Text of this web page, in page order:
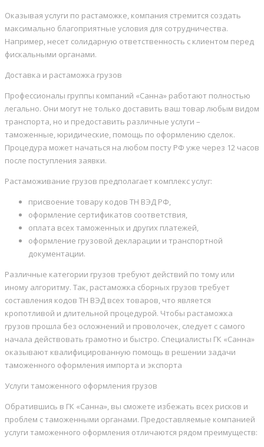
Оказывая услуги по растаможке, компания стремится создать
максимально благоприятные условия для сотрудничества.
Например, несет солидарную ответственность с клиентом перед
фискальными органами.
Доставка и растаможка грузов
Профессионалы группы компаний «Санна» работают полностью
легально. Они могут не только доставить ваш товар любым видом
транспорта, но и предоставить различные услуги –
таможенные, юридические, помощь по оформлению сделок.
Процедура может начаться на любом посту РФ уже через 12 часов
после поступления заявки.
Растаможивание грузов предполагает комплекс услуг:
присвоение товару кодов ТН ВЭД РФ,
оформление сертификатов соответствия,
оплата всех таможенных и других платежей,
оформление грузовой декларации и транспортной
документации.
Различные категории грузов требуют действий по тому или
иному алгоритму. Так, растаможка сборных грузов требует
составления кодов ТН ВЭД всех товаров, что является
кропотливой и длительной процедурой. Чтобы растаможка
грузов прошла без осложнений и проволочек, следует с самого
начала действовать грамотно и быстро. Специалисты ГК «Санна»
оказывают квалифицированную помощь в решении задачи
таможенного оформления импорта и экспорта
Услуги таможенного оформления грузов
Обратившись в ГК «Санна», вы сможете избежать всех рисков и
проблем с таможенными органами. Предоставляемые компанией
услуги таможенного оформления отличаются рядом преимуществ: